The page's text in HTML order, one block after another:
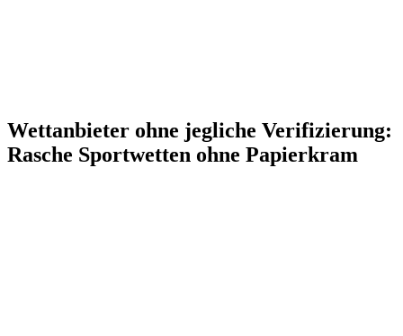
Wettanbieter ohne jegliche Verifizierung:
Rasche Sportwetten ohne Papierkram